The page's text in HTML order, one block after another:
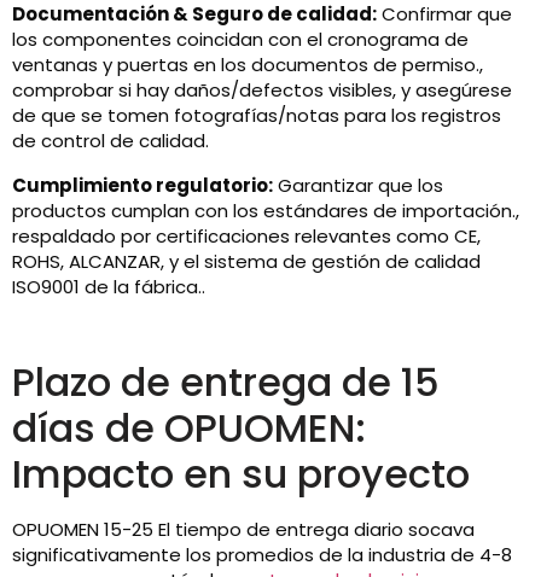
Documentación & Seguro de calidad:Confirmar que
los componentes coincidan con el cronograma de
ventanas y puertas en los documentos de permiso.,
comprobar si hay daños/defectos visibles, y asegúrese
de que se tomen fotografías/notas para los registros
de control de calidad.
Cumplimiento regulatorio:Garantizar que los
productos cumplan con los estándares de importación.,
respaldado por certificaciones relevantes como CE,
ROHS, ALCANZAR, y el sistema de gestión de calidad
ISO9001 de la fábrica..
Plazo de entrega de 15
días de OPUOMEN:
Impacto en su proyecto
OPUOMEN 15-25 El tiempo de entrega diario socava
significativamente los promedios de la industria de 4-8